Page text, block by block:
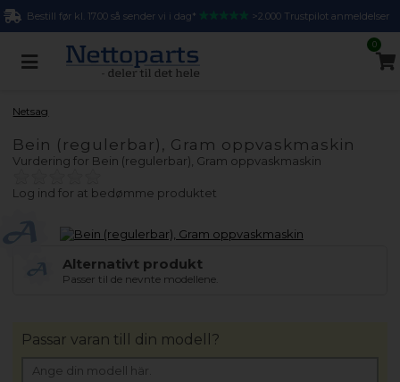
Bestill før kl. 17.00 så sender vi i dag* >2.000 Trustpilot anmeldelser
0
Netsag
Bein (regulerbar), Gram oppvaskmaskin
Vurdering for Bein (regulerbar), Gram oppvaskmaskin
Log ind for at bedømme produktet
Alternativt produkt
Passer til de nevnte modellene.
Passar varan till din modell?